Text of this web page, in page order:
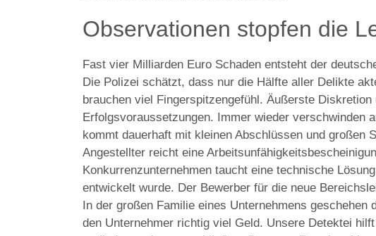
Observationen stopfen die
Fast vier Milliarden Euro Schaden entsteht der
Die Polizei schätzt, dass nur die Hälfte aller Delikte
brauchen viel Fingerspitzengefühl. Äußerste
Erfolgsvoraussetzungen. Immer wieder verschwinden
kommt dauerhaft mit kleinen Abschlüssen und großen
Angestellter reicht eine
Konkurrenzunternehmen taucht eine technische
entwickelt wurde. Der Bewerber für die neue
In der großen Familie eines Unternehmens
den Unternehmer richtig viel Geld. Unsere Detektei